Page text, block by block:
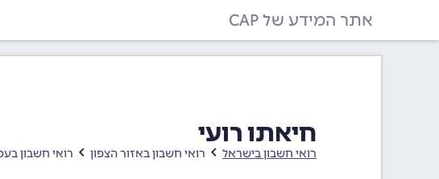
אתר המידע של CAP
חיאתו רועי
רואי חשבון בישראל רואי חשבון באזור הצפון רואי חשבון